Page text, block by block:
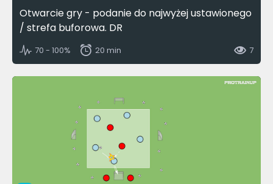
Otwarcie gry - podanie do najwyżej ustawionego
/ strefa buforowa. DR
70 - 100% 20 min 7